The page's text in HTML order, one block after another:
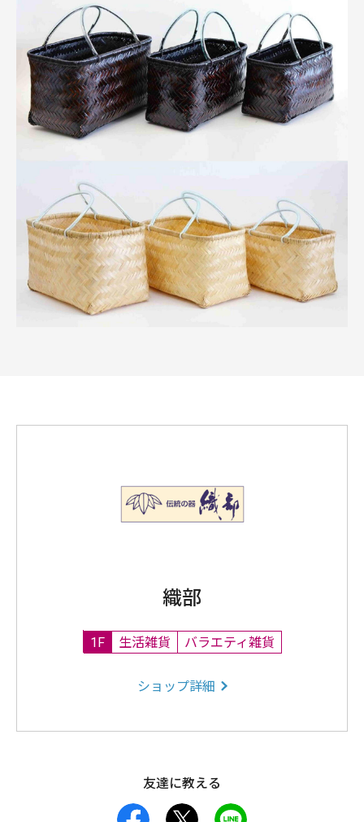
織部
1F 生活雑貨 バラエティ雑貨
ショップ詳細
友達に教える
facebook